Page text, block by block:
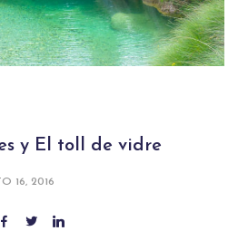
y El toll de vidre
16, 2016